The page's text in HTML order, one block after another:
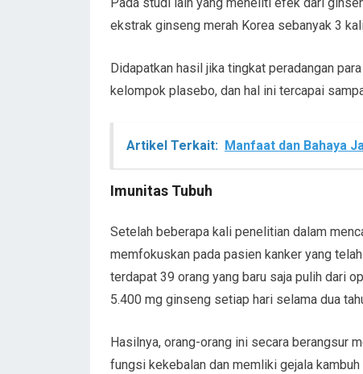
ekstrak ginseng merah Korea sebanyak 3
Didapatkan hasil jika tingkat peradangan
kelompok plasebo, dan hal ini tercapai
Artikel Terkait: Manfaat dan Bahaya
Imunitas Tubuh
Setelah beberapa kali penelitian dalam
memfokuskan pada pasien kanker yang
terdapat 39 orang yang baru saja pulih dari
5.400 mg ginseng setiap hari selama dua
Hasilnya, orang-orang ini secara berangsur
fungsi kekebalan dan memliki gejala kambuh